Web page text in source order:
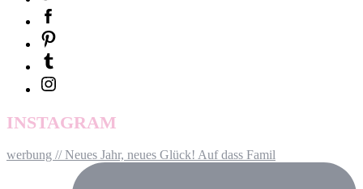
INSTAGRAM
werbung // Neues Jahr, neues Glück! Auf dass Famil